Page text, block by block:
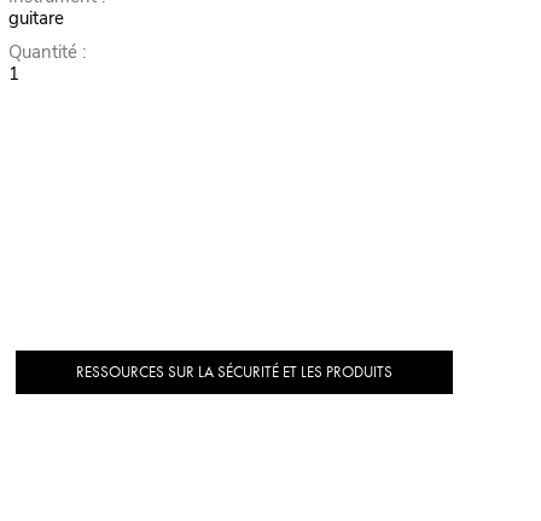
guitare
Quantité :
1
RESSOURCES SUR LA SÉCURITÉ ET LES PRODUITS